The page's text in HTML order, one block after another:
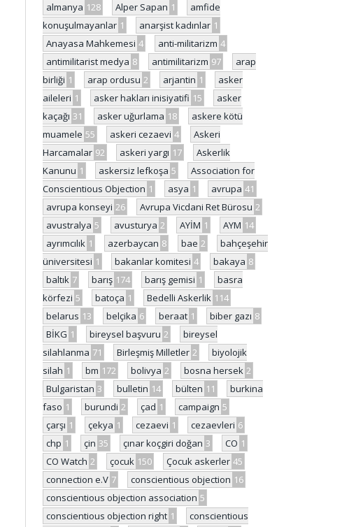
almanya 128 Alper Sapan 1
amfide
konuşulmayanlar 1 anarşist kadınlar 1
Anayasa Mahkemesi 4 anti-militarizm 4
antimilitarist medya 8 antimilitarizm 97
arap
birliği 1 arap ordusu 2 arjantin 1
asker
aileleri 1 asker hakları inisiyatifi 15
asker
kaçağı 31 asker uğurlama 18
askere kötü
muamele 55 askeri cezaevi 4
Askeri
Harcamalar 92 askeri yargı 17
Askerlik
Kanunu 1 askersiz lefkoşa 5
Association for
Conscientious Objection 1 asya 1 avrupa 41
avrupa konseyi 26 Avrupa Vicdani Ret Bürosu 2
avustralya 5 avusturya 2 AYİM 1 AYM 14
ayrımcılık 1 azerbaycan 8 bae 2
bahçeşehir
üniversitesi 1 bakanlar komitesi 4 bakaya 8
baltık 7 barış 174 barış gemisi 1
basra
körfezi 5 batoça 1 Bedelli Askerlik 114
belarus 13 belçika 6 beraat 1 biber gazı 8
BİKG 1 bireysel başvuru 2
bireysel
silahlanma 71 Birleşmiş Milletler 2
biyolojik
silah 1 bm 172 bolivya 2 bosna hersek 2
Bulgaristan 3 bulletin 14 bülten 11
burkina
faso 1 burundi 2 çad 1 campaign 5
çarşı 1 çekya 1 cezaevi 1 cezaevleri 6
chp 1 çin 35 çınar koçgiri doğan 3 CO 1
CO Watch 2 çocuk 150 Çocuk askerler 45
connection e.V 7 conscientious objection 16
conscientious objection association 5
conscientious objection right 1
conscientious